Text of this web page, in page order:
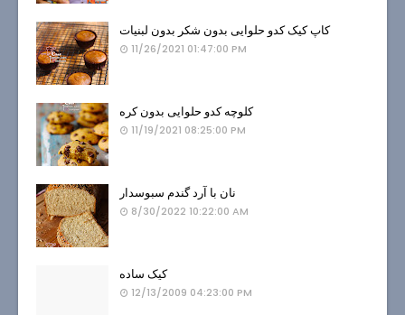
کاپ کیک کدو حلوایی بدون شکر بدون لبنیات
11/26/2021 01:47:00 PM
کلوچه کدو حلوایی بدون کره
11/19/2021 08:25:00 PM
نان با آرد گندم سبوسدار
8/30/2022 10:22:00 AM
کیک ساده
12/13/2009 04:23:00 PM